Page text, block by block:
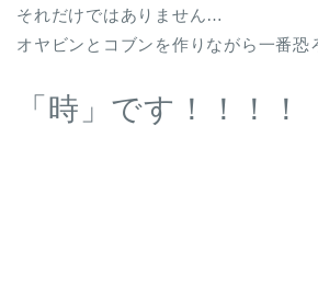
それだけではありません…
オヤビンとコブンを作りながら一番恐
「時」です！！！！